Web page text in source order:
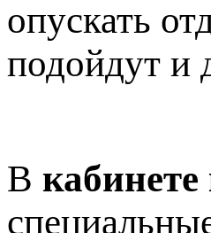
опускать
подойдут и
В кабинете